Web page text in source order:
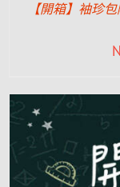
【開箱】袖珍